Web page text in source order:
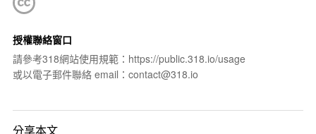
授權聯絡窗口
請參考318網站使用規範：https://public.318.io/usage
或以電子郵件聯絡 email：contact@318.io
分享本文